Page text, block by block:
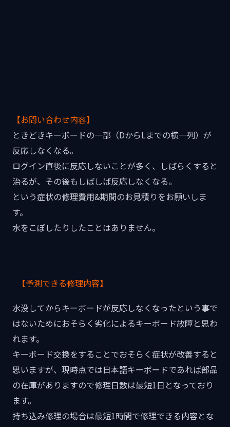
【お問い合わせ内容】
ときどきキーボードの一部（DからLまでの横一列）が
反応しなくなる。
ログイン直後に反応しないことが多く、しばらくすると
治るが、その後もしばしば反応しなくなる。
という症状の修理費用&期間のお見積りをお願いしま
す。
水をこぼしたりしたことはありません。
【予測できる修理内容】
水没してからキーボードが反応しなくなったという事で
はないためにおそらく劣化によるキーボード故障と思わ
れます。
キーボード交換をすることでおそらく症状が改善すると
思いますが、現時点では日本語キーボードであれば部品
の在庫がありますので修理日数は最短1日となっており
ます。
持ち込み修理の場合は最短1時間で修理できる内容とな